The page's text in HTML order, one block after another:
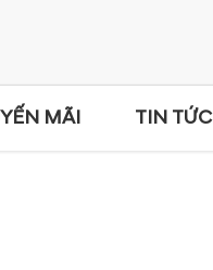
MÃI TIN TỨC